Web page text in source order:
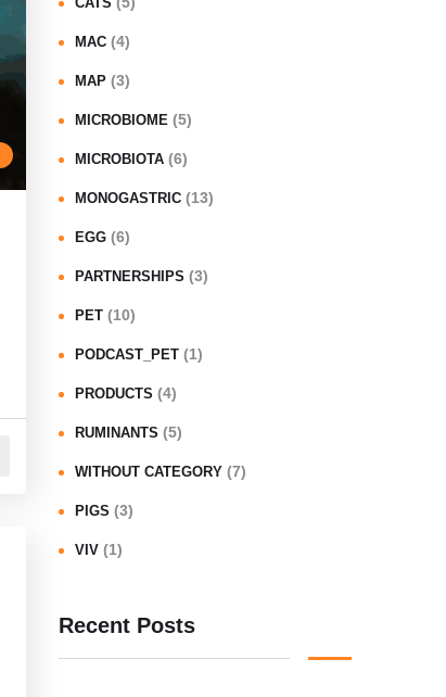
MAC (4)
MAP (3)
MICROBIOME (5)
MICROBIOTA (6)
MONOGASTRIC (13)
EGG (6)
PARTNERSHIPS (3)
PET (10)
PODCAST_PET (1)
PRODUCTS (4)
RUMINANTS (5)
WITHOUT CATEGORY (7)
PIGS (3)
VIV (1)
Recent Posts